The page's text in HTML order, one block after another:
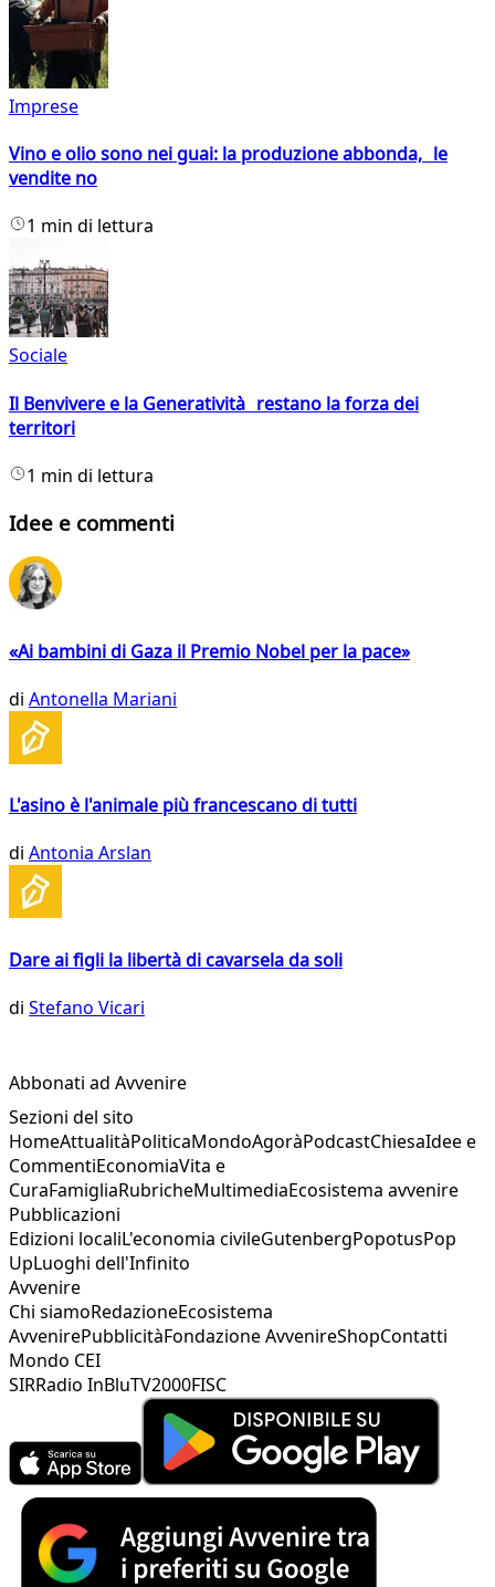
Imprese
Vino e olio sono nei guai: la produzione abbonda, le
vendite no
1 min di lettura
Sociale
Il Benvivere e la Generatività restano la forza dei
territori
1 min di lettura
Idee e commenti
«Ai bambini di Gaza il Premio Nobel per la pace»
di Antonella Mariani
L'asino è l'animale più francescano di tutti
di Antonia Arslan
Dare ai figli la libertà di cavarsela da soli
di Stefano Vicari
Abbonati ad Avvenire
Sezioni del sito
HomeAttualitàPoliticaMondoAgoràPodcastChiesaIdee e
CommentiEconomiaVita e
CuraFamigliaRubricheMultimediaEcosistema avvenire
Pubblicazioni
Edizioni localiL'economia civileGutenbergPopotusPop
UpLuoghi dell'Infinito
Avvenire
Chi siamoRedazioneEcosistema
AvvenirePubblicitàFondazione AvvenireShopContatti
Mondo CEI
SIRRadio InBluTV2000FISC